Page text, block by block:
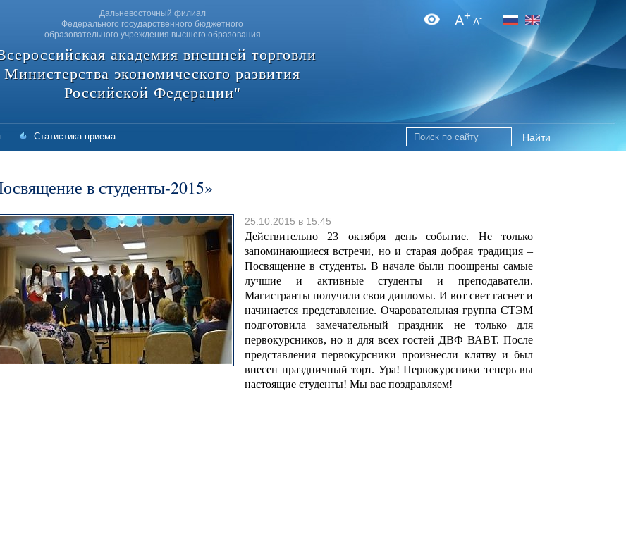
Дальневосточный филиал
Федерального государственного бюджетного
образовательного учреждения высшего образования
академия внешней торговли
Министерства экономического развития
Российской Федерации"
Статистика приема Найти
A+A-
в студенты-2015»
25.10.2015 в 15:45
Действительно 23 октября день событие. Не только
запоминающиеся встречи, но и старая добрая традиция –
Посвящение в студенты. В начале были поощрены самые
лучшие и активные студенты и преподаватели.
Магистранты получили свои дипломы. И вот свет гаснет и
начинается представление. Очаровательная группа СТЭМ
подготовила замечательный праздник не только для
первокурсников, но и для всех гостей ДВФ ВАВТ. После
представления первокурсники произнесли клятву и был
внесен праздничный торт. Ура! Первокурсники теперь вы
настоящие студенты! Мы вас поздравляем!